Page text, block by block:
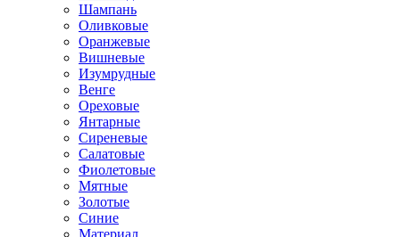
Шампань
Оливковые
Оранжевые
Вишневые
Изумрудные
Венге
Ореховые
Янтарные
Сиреневые
Салатовые
Фиолетовые
Мятные
Золотые
Синие
Материал